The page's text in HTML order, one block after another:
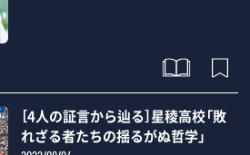
［4人の証言から辿る］星稜高校「敗
れざる者たちの揺るがぬ哲学」